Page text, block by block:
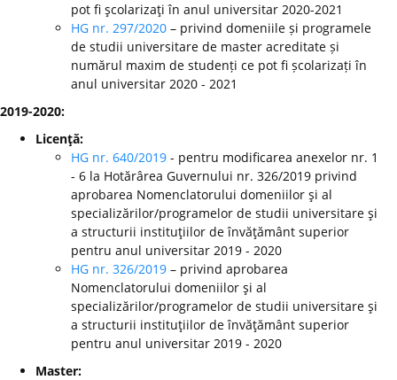
pot fi şcolarizaţi în anul universitar 2020-2021
HG nr. 297/2020 – privind domeniile și programele
de studii universitare de master acreditate și
numărul maxim de studenți ce pot fi școlarizați în
anul universitar 2020 - 2021
2019-2020:
Licenţă:
HG nr. 640/2019 - pentru modificarea anexelor nr. 1
- 6 la Hotărârea Guvernului nr. 326/2019 privind
aprobarea Nomenclatorului domeniilor şi al
specializărilor/programelor de studii universitare şi
a structurii instituţiilor de învăţământ superior
pentru anul universitar 2019 - 2020
HG nr. 326/2019 – privind aprobarea
Nomenclatorului domeniilor şi al
specializărilor/programelor de studii universitare şi
a structurii instituţiilor de învăţământ superior
pentru anul universitar 2019 - 2020
Master: